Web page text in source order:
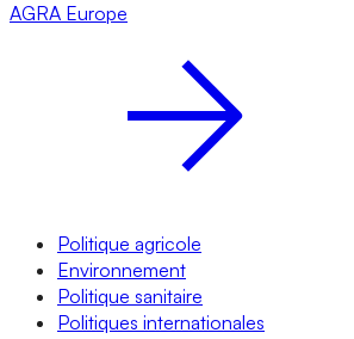
AGRA Europe
Politique agricole
Environnement
Politique sanitaire
Politiques internationales